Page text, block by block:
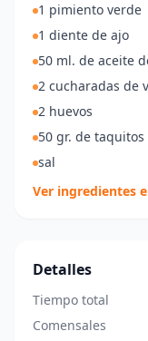
1 pimiento verde
1 diente de ajo
50 ml. de aceite
2 cucharadas de
2 huevos
50 gr. de
sal
Ver ingredientes
Detalles
Tiempo total
Comensales